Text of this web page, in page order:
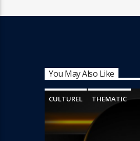
You May Also Like
CULTUREL THEMATIC